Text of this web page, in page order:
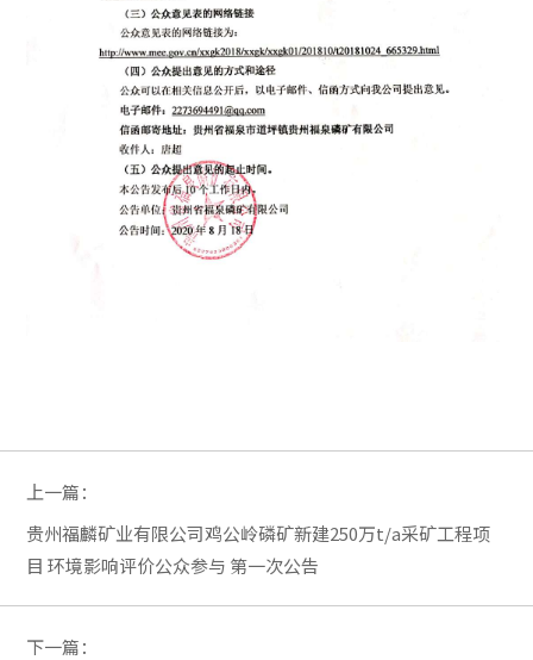
上一篇：
贵州福麟矿业有限公司鸡公岭磷矿新建250万t/a采矿工程项
目 环境影响评价公众参与 第一次公告
下一篇：